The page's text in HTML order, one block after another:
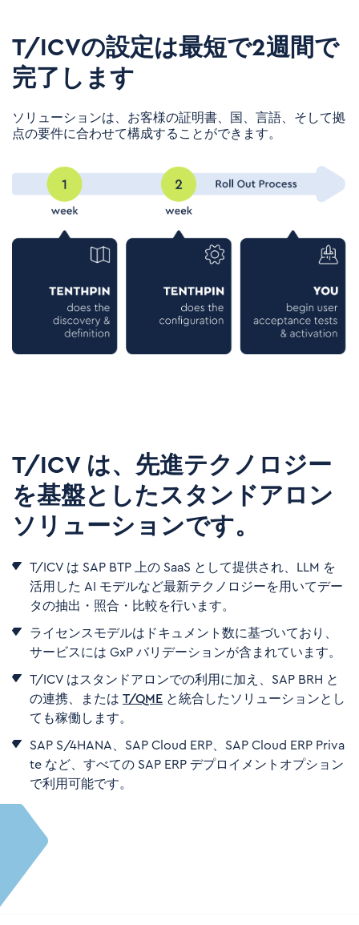
T/ICVの設定は最短で2週間で
完了します
ソリューションは、お客様の証明書、国、言語、そして拠
点の要件に合わせて構成することができます。
T/ICV は、先進テクノロジー
を基盤としたスタンドアロン
ソリューションです。
T/ICV は SAP BTP 上の SaaS として提供され、 LLM を
活用した AI モデルなど最新テクノロジーを用いてデー
タの抽出・照合・比較を行います。
ライセンスモデルはドキュメント数に基づいており、
サービスには GxP バリデーションが含まれています。
T/ICV はスタンドアロンでの利用に加え、 SAP BRH と
の連携、または T/QME と統合したソリューションとし
ても稼働します。
SAP S/4HANA、 SAP Cloud ERP、 SAP Cloud ERP Priva
te など、すべての SAP ERP デプロイメントオプション
で利用可能です。